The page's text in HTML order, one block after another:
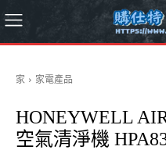
家 家電產品
HONEYWELL
空氣清淨機